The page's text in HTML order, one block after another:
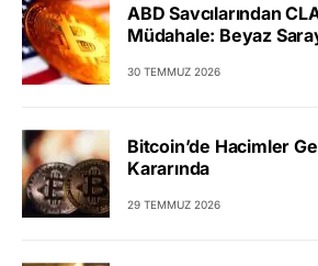
ABD Savcılarından
Müdahale: Beyaz
30 TEMMUZ 2026
Bitcoin’de Hacimler
Kararında
29 TEMMUZ 2026